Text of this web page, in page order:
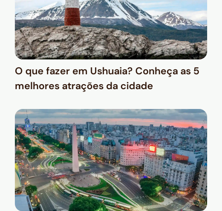
O que fazer em Ushuaia? Conheça as 5
melhores atrações da cidade